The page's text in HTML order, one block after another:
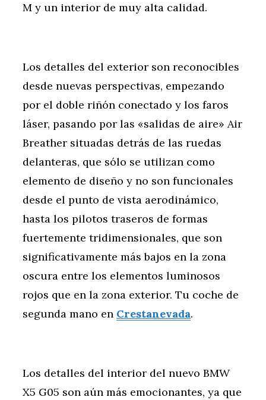
M y un interior de muy alta calidad.
Los detalles del exterior son reconocibles
desde nuevas perspectivas, empezando
por el doble riñón conectado y los faros
láser, pasando por las «salidas de aire» Air
Breather situadas detrás de las ruedas
delanteras, que sólo se utilizan como
elemento de diseño y no son funcionales
desde el punto de vista aerodinámico,
hasta los pilotos traseros de formas
fuertemente tridimensionales, que son
significativamente más bajos en la zona
oscura entre los elementos luminosos
rojos que en la zona exterior. Tu coche de
segunda mano en Crestanevada.
Los detalles del interior del nuevo BMW
X5 G05 son aún más emocionantes, ya que